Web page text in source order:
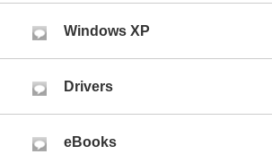
Windows XP
Drivers
eBooks